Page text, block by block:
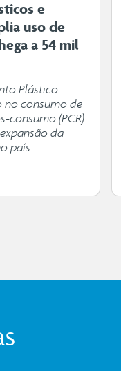
e
uso de
a 54 mil
Plástico
no consumo de
consumo (PCR)
da
país